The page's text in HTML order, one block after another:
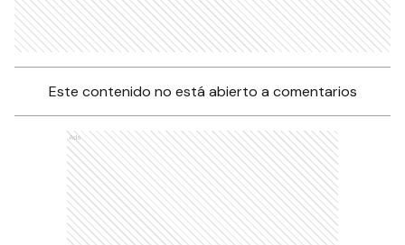
Este contenido no está abierto a comentarios
Ads